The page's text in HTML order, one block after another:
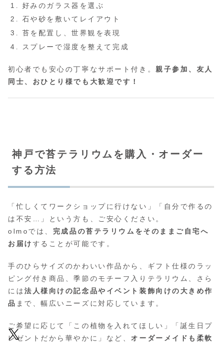
好みのガラス器を選ぶ
石や砂を敷いてレイアウト
苔を配置し、世界観を表現
スプレーで湿度を整えて完成
初心者でも安心の丁寧なサポート付き。親子参加、友人
同士、おひとり様でも大歓迎です！
神戸で苔テラリウムを購入・オーダー
する方法
「忙しくてワークショップに行けない」「自分で作るの
は不安…」という方も、ご安心ください。
olmoでは、 完成品の苔テラリウムをそのままご自宅へ
お届けすることが可能です。
手のひらサイズのかわいい作品から、ギフト仕様のラッ
ピング付き商品、季節のモチーフ入りテラリウム、さら
には法人様向けの記念品やイベント装飾向けの大きめ作
品 まで、幅広いニーズに対応しています。
ご希望に応じて「この植物を入れてほしい」「誕生日プ
レゼントだから華やかに」など、 オーダーメイドも柔軟